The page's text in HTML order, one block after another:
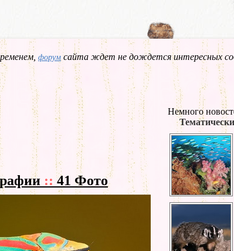
форум сайта ждет не дождется интересных
:: 41 Фото
Немного